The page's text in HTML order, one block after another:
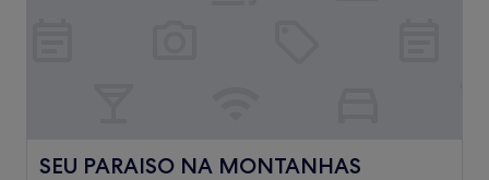
SEU PARAISO NA MONTANHAS
SEU PARAISO NA MONTANHAS